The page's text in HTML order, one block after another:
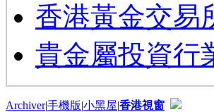
香港黃金交易
貴金屬投資行
Archiver|手機版|小黑屋|香港視窗